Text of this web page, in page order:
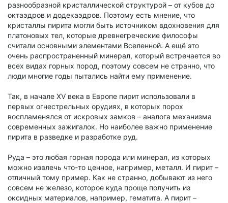
разнообразной кристаллической структурой – от кубов до
октаэдров и додекаэдров. Поэтому есть мнение, что
кристаллы пирита могли быть источником вдохновения для
платоновых тел, которые древнегреческие философы
считали основными элементами Вселенной. А ещё это
очень распространенный минерал, который встречается во
всех видах горных пород, поэтому совсем не странно, что
люди многие годы пытались найти ему применение.
Так, в начале XV века в Европе пирит использовали в
первых огнестрельных орудиях, в которых порох
воспламенялся от искровых замков – аналога механизма
современных зажигалок. Но наиболее важно применение
пирита в разведке и разработке руд.
Руда – это любая горная порода или минерал, из которых
можно извлечь что-то ценное, например, металл. И пирит –
отличный тому пример. Как не странно, добывают из него
совсем не железо, которое куда проще получить из
оксидных материалов, например, гематита. А пирит –